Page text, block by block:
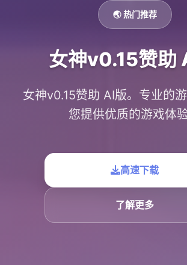
🌏 热门推荐
女神v0.15赞助
女神v0.15赞助 AI版。专业的
您提供优质的游戏体验
高速下载
了解更多